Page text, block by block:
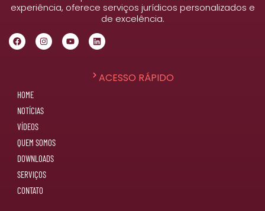
experiência, oferece serviços jurídicos personalizados e
de excelência.
ACESSO RÁPIDO
HOME
NOTÍCIAS
VÍDEOS
QUEM SOMOS
DOWNLOADS
SERVIÇOS
CONTATO